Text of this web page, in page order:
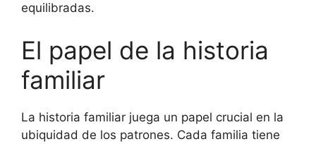
equilibradas.
El papel de la historia
familiar
La historia familiar juega un papel crucial en la
ubiquidad de los patrones. Cada familia tiene